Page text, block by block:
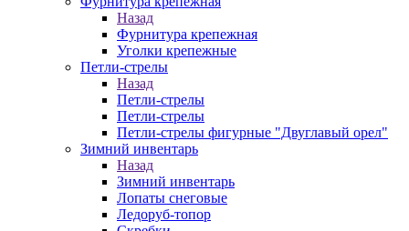
Назад
Фурнитура крепежная
Уголки крепежные
Петли-стрелы
Назад
Петли-стрелы
Петли-стрелы
Петли-стрелы фигурные "Двуглавый орел"
Зимний инвентарь
Назад
Зимний инвентарь
Лопаты снеговые
Ледоруб-топор